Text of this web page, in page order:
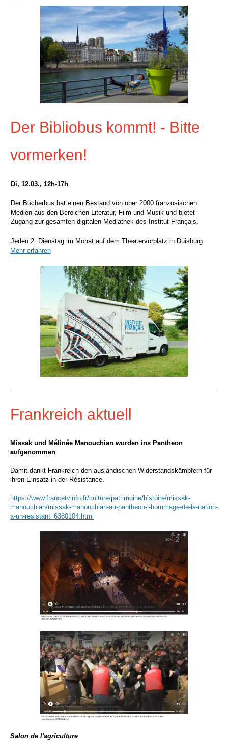
Der Bibliobus kommt! - Bitte
vormerken!
Di, 12.03., 12h-17h
Der Bücherbus hat einen Bestand von über 2000 französischen
Medien aus den Bereichen Literatur, Film und Musik und bietet
Zugang zur gesamten digitalen Mediathek des Institut Français.
Jeden 2. Dienstag im Monat auf dem Theatervorplatz in Duisburg
Mehr erfahren
Frankreich aktuell
Missak und Mélinée Manouchian wurden ins Pantheon
aufgenommen
Damit dankt Frankreich den ausländischen Widerstandskämpfern für
ihren Einsatz in der Résistance.
https://www.francetvinfo.fr/culture/patrimoine/histoire/missak-
manouchian/missak-manouchian-au-pantheon-l-hommage-de-la-nation-
a-un-resistant_6380104.html
Salon de l'agriculture